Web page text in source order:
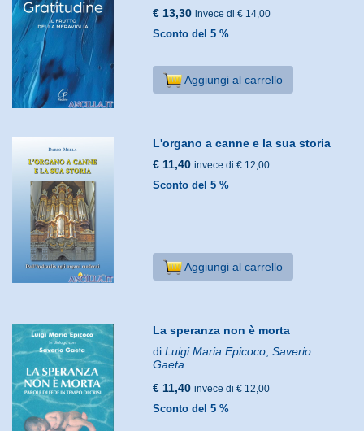
€ 13,30 invece di € 14,00
Sconto del 5 %
Aggiungi al carrello
L'organo a canne e la sua storia
€ 11,40 invece di € 12,00
Sconto del 5 %
Aggiungi al carrello
La speranza non è morta
diLuigi Maria Epicoco ,Saverio
Gaeta
€ 11,40 invece di € 12,00
Sconto del 5 %